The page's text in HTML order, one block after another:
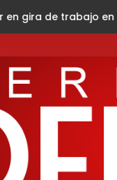
madre de Chiapas